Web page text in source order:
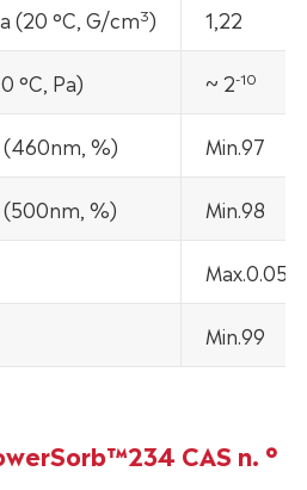
(20 °C, G/cm3) 1,22
°C, Pa) ~ 2-10
(460nm, %) Min.97
(500nm, %) Min.98
Max.0.05
Min.99
CAS n. °